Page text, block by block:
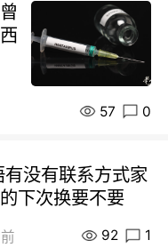
57 0
没有联系方式家
下次换要不要
92 1